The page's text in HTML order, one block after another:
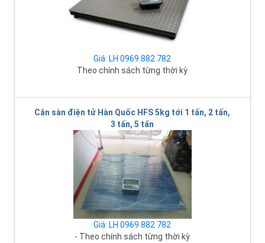
Giá: LH 0969 882 782
Theo chính sách từng thời kỳ
Cân sàn điện tử Hàn Quốc HFS 5kg tới 1 tấn, 2 tấn,
3 tấn, 5 tấn
Giá: LH 0969 882 782
- Theo chính sách từng thời kỳ